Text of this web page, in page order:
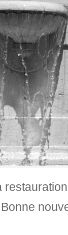
Bonne